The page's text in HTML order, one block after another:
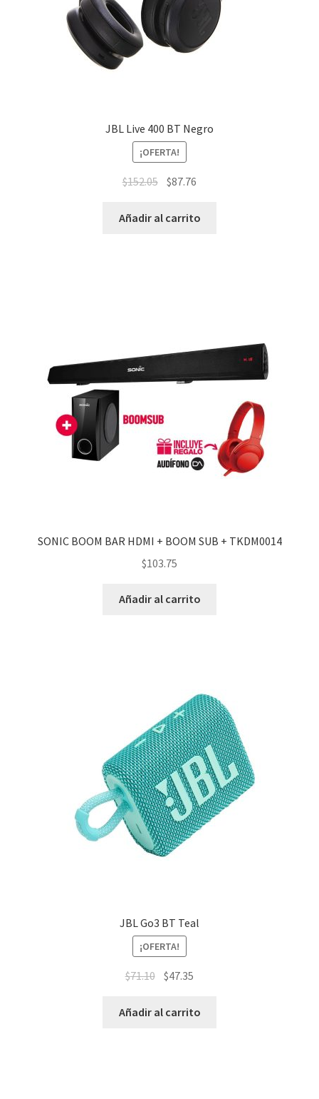
JBL Live 400 BT Negro
¡OFERTA!
$152.05 $87.76
Añadir al carrito
SONIC BOOM BAR HDMI + BOOM SUB + TKDM0014
$103.75
Añadir al carrito
JBL Go3 BT Teal
¡OFERTA!
$71.10 $47.35
Añadir al carrito